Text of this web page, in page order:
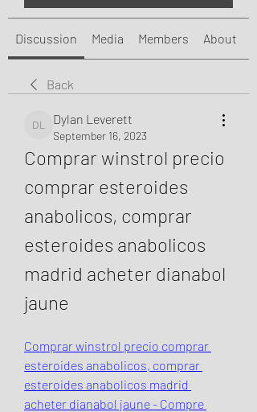
Discussion Media Members About
Back
Dylan Leverett
Dylan Leverett
September 16, 2023
Comprar winstrol precio
comprar esteroides
anabolicos, comprar
esteroides anabolicos
madrid acheter dianabol
jaune
Comprar winstrol precio comprar
esteroides anabolicos, comprar
esteroides anabolicos madrid
acheter dianabol jaune - Compre